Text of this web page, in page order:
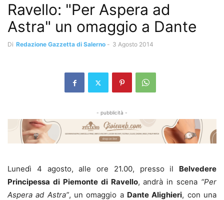
Ravello: "Per Aspera ad
Astra" un omaggio a Dante
Di Redazione Gazzetta di Salerno - 3 Agosto 2014
- pubblicità -
Lunedì 4 agosto, alle ore 21.00, presso il Belvedere
Principessa di Piemonte di Ravello, andrà in scena “Per
Aspera ad Astra”, un omaggio a Dante Alighieri, con una